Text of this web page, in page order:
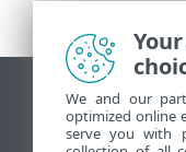
Asztali
End of Life
We and our
optimized online
serve you with